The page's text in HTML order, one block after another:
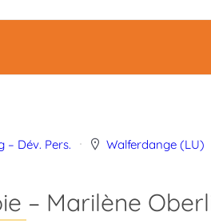
– Dév. Pers. Walferdange (LU)
– Marilène